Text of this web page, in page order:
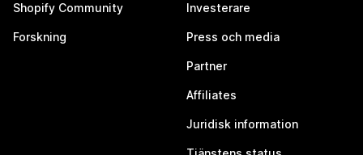
Shopify Community
Forskning
Investerare
Press och media
Partner
Affiliates
Juridisk information